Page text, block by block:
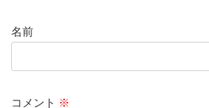
名前
コメント ※